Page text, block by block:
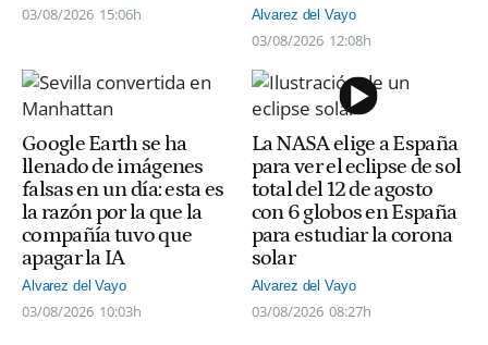
03/08/2026 15:06h Alvarez del Vayo
03/08/2026 12:08h
Google Earth se ha
llenado de imágenes
falsas en un día: esta es
la razón por la que la
compañía tuvo que
apagar la IA
Alvarez del Vayo
03/08/2026 10:03h
La NASA elige a España
para ver el eclipse de sol
total del 12 de agosto
con 6 globos en España
para estudiar la corona
solar
Alvarez del Vayo
03/08/2026 08:27h